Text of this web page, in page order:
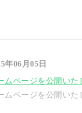
年06月05日
ムページを公開いた
ムページを公開いた